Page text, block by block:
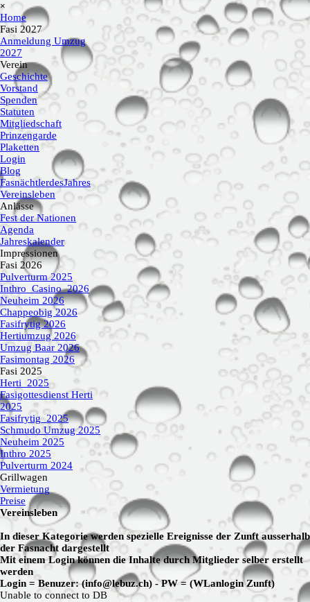
×
Home
Fasi 2027▼
Anmeldung Umzug
2027
Verein▼
Geschichte
Vorstand
Spenden
Statuten
Mitgliedschaft
Prinzengarde
Plaketten
Login
Blog
FasnächtlerdesJahres
Vereinsleben
Anlässe▼
Fest der Nationen
Agenda
Jahreskalender
Impressionen▼
Fasi 2026▼
Pulverturm 2025
Inthro_Casino_2026
Neuheim 2026
Chappeobig 2026
Fasifrytig 2026
Hertiumzug 2026
Umzug Baar 2026
Fasimontag 2026
Fasi 2025
Herti_2025
Fasigottesdienst Herti
2025
Fasifrytig_2025
Schmudo Umzug 2025
Neuheim 2025
Inthro 2025
Pulverturm 2024
Grillwagen
Vermietung
Preise
Vereinsleben
In dieser Kategorie werden spezielle Ereignisse der Zunft ausserhalb
der Fasnacht dargestellt
Mit einem Login können die Inhalte durch Mitglieder selber erstellt
werden
Login = Benuzer: (info@lebuz.ch) - PW = (WLanlogin Zunft)
Unable to connect to DB